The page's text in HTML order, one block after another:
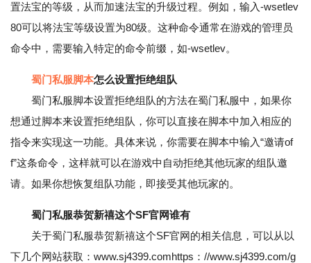
置法宝的等级，从而加速法宝的升级过程。例如，输入-wsetlev
80可以将法宝等级设置为80级。这种命令通常在游戏的管理员
命令中，需要输入特定的命令前缀，如-wsetlev。
蜀门私服脚本怎么设置拒绝组队
蜀门私服脚本设置拒绝组队的方法在蜀门私服中，如果你
想通过脚本来设置拒绝组队，你可以直接在脚本中加入相应的
指令来实现这一功能。具体来说，你需要在脚本中输入“邀请of
f”这条命令，这样就可以在游戏中自动拒绝其他玩家的组队邀
请。如果你想恢复组队功能，即接受其他玩家的。
蜀门私服恭贺新禧这个SF官网谁有
关于蜀门私服恭贺新禧这个SF官网的相关信息，可以从以
下几个网站获取：www.sj4399.comhttps：//www.sj4399.com/g